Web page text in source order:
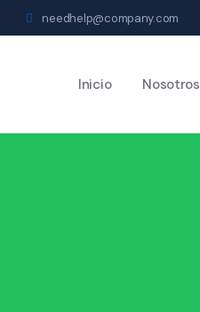
needhelp@company.com
Inicio Nosotros